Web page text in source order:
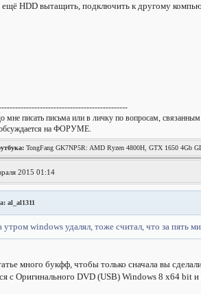
HDD вытащить, подключить к другому
мне писать письма или в личку по вопросам,
на ФОРУМЕ.
TongFang GK7NP5R: AMD Ryzen 4800H, GTX 1650 4Gb
x64, etc.
2015 01:14
al_al1311
утром windows удалял, тоже считал, что за пять
много букфф, чтобы только сначала вы
с Оригинального DVD (USB) Windows 8 x64 bit